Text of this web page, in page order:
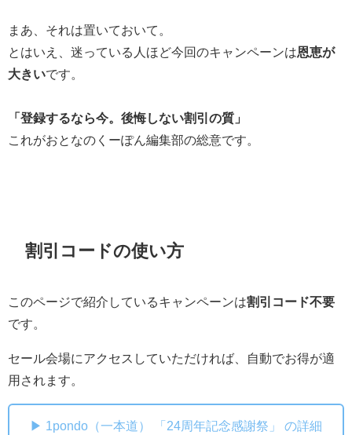
まあ、それは置いておいて。
とはいえ、迷っている人ほど今回のキャンペーンは恩恵が
大きいです。
「登録するなら今。後悔しない割引の質」
これがおとなのくーぽん編集部の総意です。
割引コードの使い方
このページで紹介しているキャンペーンは割引コード不要
です。
セール会場にアクセスしていただければ、自動でお得が適
用されます。
▶ 1pondo（一本道） 「24周年記念感謝祭」 の詳細